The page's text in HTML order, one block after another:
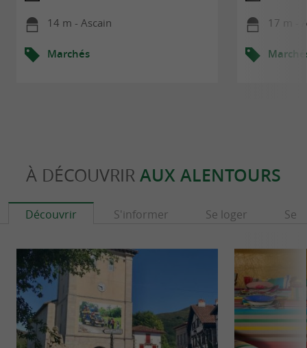
14 m - Ascain
Marchés
17 m -
À DÉCOUVRIR AUX ALENTOURS
Découvrir S'informer Se loger Se